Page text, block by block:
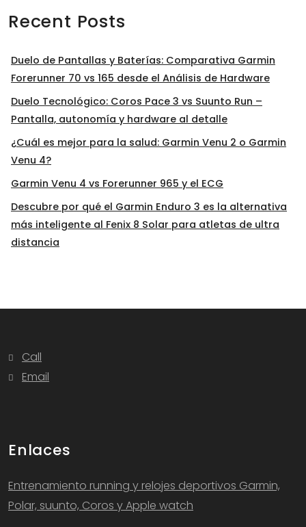
Recent Posts
Duelo de Pantallas y Baterías: Comparativa Garmin
Forerunner 70 vs 165 desde el Análisis de Hardware
Duelo Tecnológico: Coros Pace 3 vs Suunto Run –
Pantalla, autonomía y hardware al detalle
¿Cuál es mejor para la salud: Garmin Venu 2 o Garmin
Venu 4?
Garmin Venu 4 vs Forerunner 965 y el ECG
Descubre por qué el Garmin Enduro 3 es la alternativa
más inteligente al Fenix 8 Solar para atletas de ultra
distancia
Call
Email
Enlaces
Entrenamiento running y relojes deportivos Garmin,
Polar, suunto, Coros y Apple watch